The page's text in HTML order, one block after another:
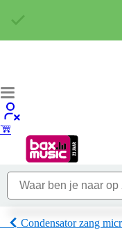
Condensator zang